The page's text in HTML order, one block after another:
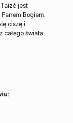
jest
Bogiem.
ciszę i
całego świata.